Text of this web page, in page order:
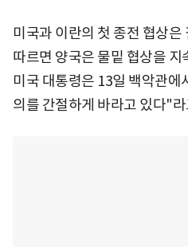
미국과 이란의 첫 종전 협상은
따르면 양국은 물밑 협상을
미국 대통령은 13일 백악관
의를 간절하게 바라고 있다"